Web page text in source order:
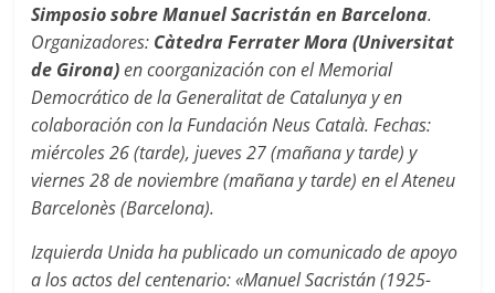
Simposio sobre Manuel Sacristán en Barcelona.
Organizadores: Càtedra Ferrater Mora (Universitat
de Girona)en coorganización con el Memorial
Democrático de la Generalitat de Catalunya y en
colaboración con la Fundación Neus Català. Fechas:
miércoles 26 (tarde), jueves 27 (mañana y tarde) y
viernes 28 de noviembre (mañana y tarde) en el Ateneu
Barcelonès (Barcelona).
Izquierda Unida ha publicado un comunicado de apoyo
a los actos del centenario: «Manuel Sacristán (1925-